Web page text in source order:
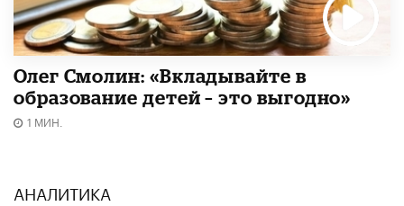
Олег Смолин: «Вкладывайте в
образование детей – это выгодно»
1 МИН.
АНАЛИТИКА